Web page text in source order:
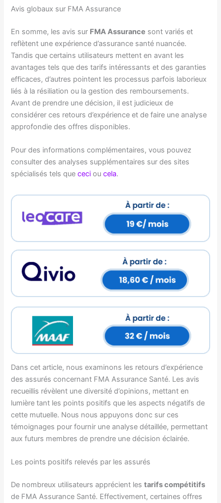
Avis globaux sur FMA Assurance
En somme, les avis sur FMA Assurance sont variés et
reflètent une expérience d’assurance santé nuancée.
Tandis que certains utilisateurs mettent en avant les
avantages tels que des tarifs intéressants et des garanties
efficaces, d’autres pointent les processus parfois laborieux
liés à la résiliation ou la gestion des remboursements.
Avant de prendre une décision, il est judicieux de
considérer ces retours d’expérience et de faire une analyse
approfondie des offres disponibles.
Pour des informations complémentaires, vous pouvez
consulter des analyses supplémentaires sur des sites
spécialisés tels quececi oucela.
Dans cet article, nous examinons les retours d’expérience
des assurés concernant FMA Assurance Santé. Les avis
recueillis révèlent une diversité d’opinions, mettant en
lumière tant les points positifs que les aspects négatifs de
cette mutuelle. Nous nous appuyons donc sur ces
témoignages pour fournir une analyse détaillée, permettant
aux futurs membres de prendre une décision éclairée.
Les points positifs relevés par les assurés
De nombreux utilisateurs apprécient lestarifs compétitifs
de FMA Assurance Santé. Effectivement, certaines offres